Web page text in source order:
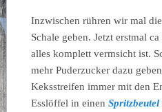
Inzwischen rühren wir mal
Schale geben. Jetzt erstmal
alles komplett vermsicht ist.
mehr Puderzucker dazu
Keksstreifen immer mit den
Esslöffel in einen Spritzbeutel